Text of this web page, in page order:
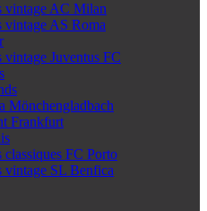
vintage AC Milan
vintage AS Roma
Juventus FC
Mönchengladbach
Frankfurt
FC Porto
vintage SL Benfica